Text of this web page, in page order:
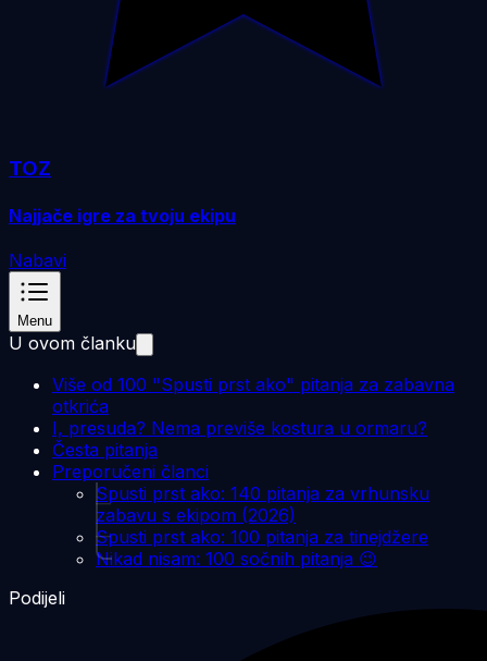
TOZ
Najjače igre za tvoju ekipu
Nabavi
Menu
U ovom članku
Više od 100 "Spusti prst ako" pitanja za zabavna
otkrića
I, presuda? Nema previše kostura u ormaru?
Česta pitanja
Preporučeni članci
Spusti prst ako: 140 pitanja za vrhunsku
zabavu s ekipom (2026)
Spusti prst ako: 100 pitanja za tinejdžere
Nikad nisam: 100 sočnih pitanja 😉
Podijeli